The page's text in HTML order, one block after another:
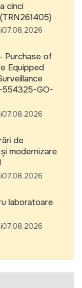
cinci
07.08.2026
Purchase of
Equipped
554325-GO-
07.08.2026
de
modernizare
07.08.2026
laboratoare
07.08.2026